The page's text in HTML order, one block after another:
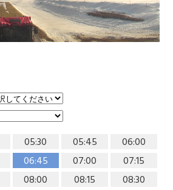
05:30 05:45
06:00
06:45 07:00
07:15
08:00 08:15
08:30